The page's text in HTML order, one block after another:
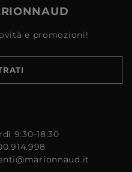
e promozioni!
9:30-18:30